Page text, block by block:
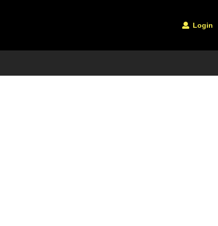
Login